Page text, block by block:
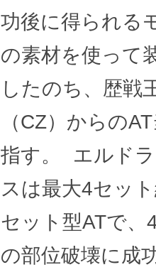
功後に得られる
の素材を使って
したのち、歴戦
（CZ）からの
指す。 エルド
スは最大4セッ
セット型ATで、
の部位破壊に成